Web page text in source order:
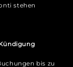
stehen
bis zu